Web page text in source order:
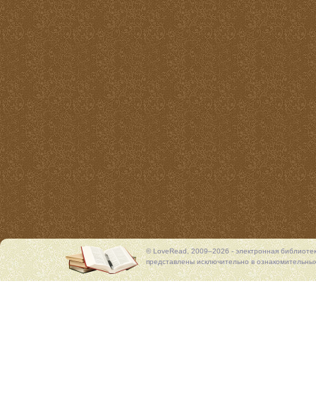
© LoveRead, 2009–2026 - электронная
представлены исключительно в